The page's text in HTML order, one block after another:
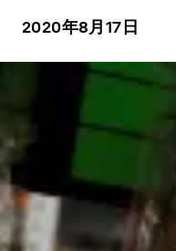
2020年8月17日